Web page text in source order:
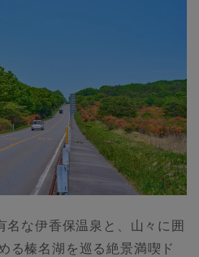
名な伊香保温泉と、山々に囲
る榛名湖を巡る絶景満喫ド